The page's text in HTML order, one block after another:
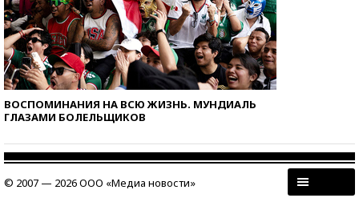
ВОСПОМИНАНИЯ НА ВСЮ ЖИЗНЬ. МУНДИАЛЬ
ГЛАЗАМИ БОЛЕЛЬЩИКОВ
© 2007 — 2026 ООО «Медиа новости»